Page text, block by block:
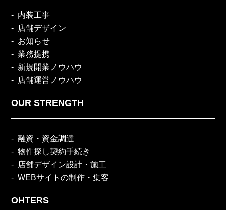
内装工事
店舗デザイン
お知らせ
業務提携
新規開業ノウハウ
店舗運営ノウハウ
OUR STRENGTH
融資・資金調達
物件探し契約手続き
店舗デザイン設計・施工
WEBサイトの制作・集客
OHTERS